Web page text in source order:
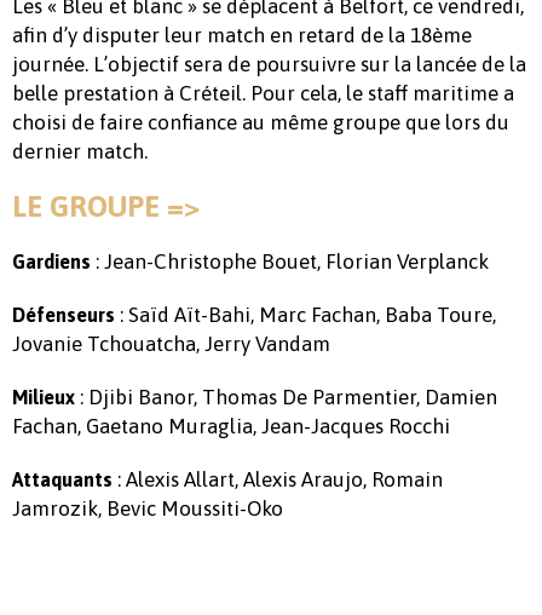
Les « Bleu et blanc » se déplacent à Belfort, ce vendredi,
afin d’y disputer leur match en retard de la 18ème
journée. L’objectif sera de poursuivre sur la lancée de la
belle prestation à Créteil. Pour cela, le staff maritime a
choisi de faire confiance au même groupe que lors du
dernier match.
LE GROUPE =>
Gardiens : Jean-Christophe Bouet, Florian Verplanck
Défenseurs : Saïd Aït-Bahi, Marc Fachan, Baba Toure,
Jovanie Tchouatcha, Jerry Vandam
Milieux : Djibi Banor, Thomas De Parmentier, Damien
Fachan, Gaetano Muraglia, Jean-Jacques Rocchi
Attaquants : Alexis Allart, Alexis Araujo, Romain
Jamrozik, Bevic Moussiti-Oko